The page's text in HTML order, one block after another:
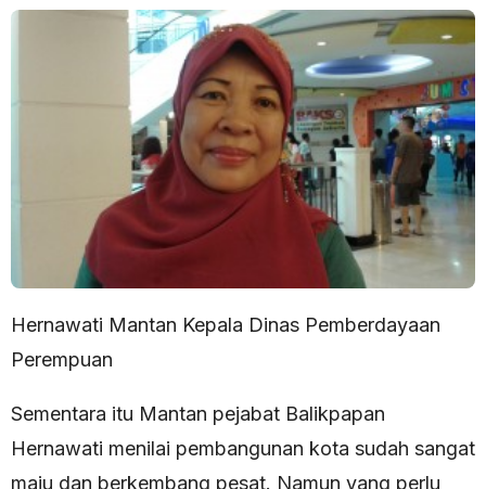
Hernawati Mantan Kepala Dinas Pemberdayaan
Perempuan
Sementara itu Mantan pejabat Balikpapan
Hernawati menilai pembangunan kota sudah sangat
maju dan berkembang pesat. Namun yang perlu